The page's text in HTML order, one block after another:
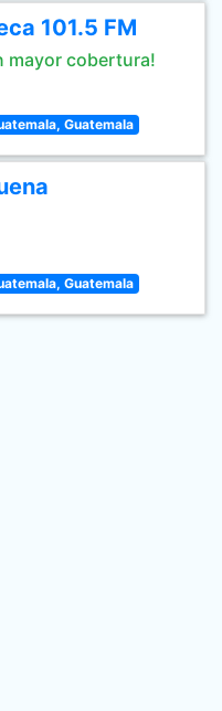
101.5 FM
mayor cobertura!
Guatemala
Guatemala